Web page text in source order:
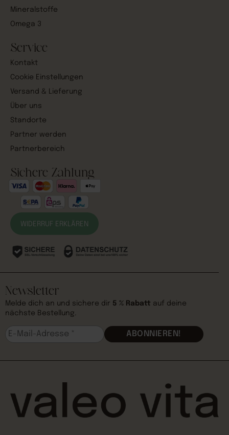
Mineralstoffe
Omega 3
Service
Kontakt
Cookie Einstellungen
Versand & Lieferung
Über uns
Standorte
Partner werden
Partnerbereich
Sichere Zahlung
WIDERRUF ERKLÄREN
Newsletter
Melde dich an und sichere dir 5 % Rabatt auf deine
nächste Bestellung.